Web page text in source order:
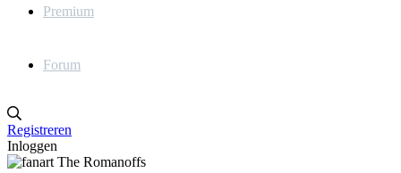
Premium
Forum
Registreren
Inloggen